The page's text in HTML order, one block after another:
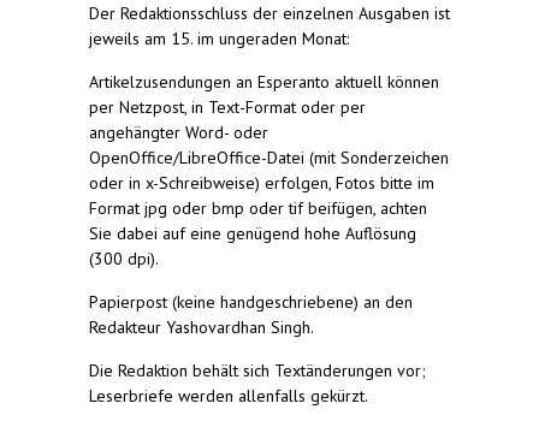
Der Redaktionsschluss der einzelnen Ausgaben ist
jeweils am 15. im ungeraden Monat:
Artikelzusendungen an Esperanto aktuell können
per Netzpost, in Text-Format oder per
angehängter Word- oder
OpenOffice/LibreOffice-Datei (mit Sonderzeichen
oder in x-Schreibweise) erfolgen, Fotos bitte im
Format jpg oder bmp oder tif beifügen, achten
Sie dabei auf eine genügend hohe Auflösung
(300 dpi).
Papierpost (keine handgeschriebene) an den
Redakteur Yashovardhan Singh.
Die Redaktion behält sich Textänderungen vor;
Leserbriefe werden allenfalls gekürzt.